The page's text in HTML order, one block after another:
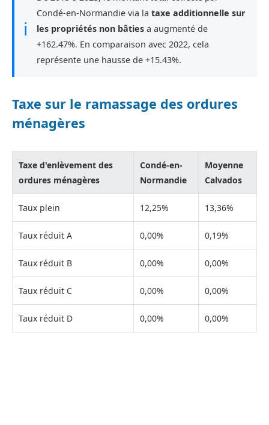
ℹ
Condé-en-Normandie via la taxe additionnelle sur
les propriétés non bâties a augmenté de
+162.47%. En comparaison avec 2022, cela
représente une hausse de +15.43%.
Taxe sur le ramassage des ordures
ménagères
Taxe d'enlèvement des
ordures ménagères
Condé-en-
Normandie
Moyenne
Calvados
Taux plein 12,25% 13,36%
Taux réduit A 0,00% 0,19%
Taux réduit B 0,00% 0,00%
Taux réduit C 0,00% 0,00%
Taux réduit D 0,00% 0,00%